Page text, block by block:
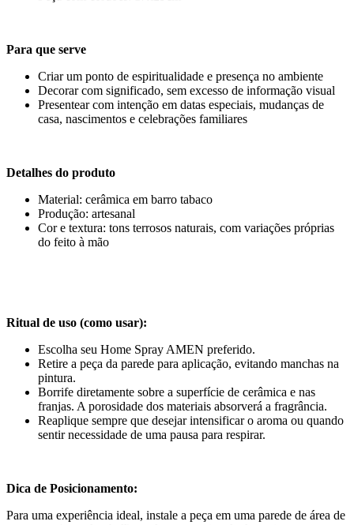
Para que serve
Criar um ponto de espiritualidade e presença no ambiente
Decorar com significado, sem excesso de informação visual
Presentear com intenção em datas especiais, mudanças de
casa, nascimentos e celebrações familiares
Detalhes do produto
Material: cerâmica em barro tabaco
Produção: artesanal
Cor e textura: tons terrosos naturais, com variações próprias
do feito à mão
Ritual de uso (como usar):
Escolha seu Home Spray AMEN preferido.
Retire a peça da parede para aplicação, evitando manchas na
pintura.
Borrife diretamente sobre a superfície de cerâmica e nas
franjas. A porosidade dos materiais absorverá a fragrância.
Reaplique sempre que desejar intensificar o aroma ou quando
sentir necessidade de uma pausa para respirar.
Dica de Posicionamento:
Para uma experiência ideal, instale a peça em uma parede de área de